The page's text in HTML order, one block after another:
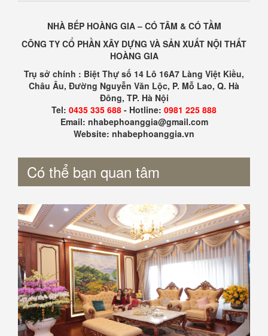
NHÀ BẾP HOÀNG GIA – CÓ TÂM & CÓ TẦM
CÔNG TY CỔ PHẦN XÂY DỰNG VÀ SẢN XUẤT NỘI THẤT
HOÀNG GIA
Trụ sở chính : Biệt Thự số 14 Lô 16A7 Làng Việt Kiều,
Châu Âu, Đường Nguyễn Văn Lộc, P. Mỗ Lao, Q. Hà
Đông, TP. Hà Nội
Tel: 0435 335 688 - Hotline: 0981 225 888
Email: nhabephoanggia@gmail.com
Website: nhabephoanggia.vn
Có thể bạn quan tâm